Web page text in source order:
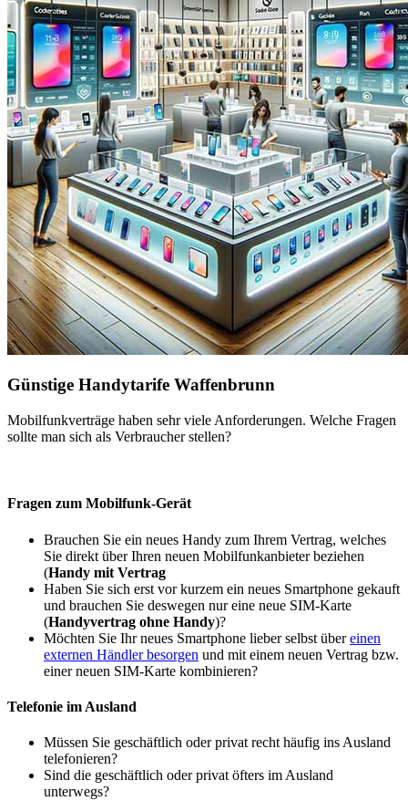
Günstige Handytarife Waffenbrunn
Mobilfunkverträge haben sehr viele Anforderungen. Welche Fragen
sollte man sich als Verbraucher stellen?
Fragen zum Mobilfunk-Gerät
Brauchen Sie ein neues Handy zum Ihrem Vertrag, welches
Sie direkt über Ihren neuen Mobilfunkanbieter beziehen
(Handy mit Vertrag
Haben Sie sich erst vor kurzem ein neues Smartphone gekauft
und brauchen Sie deswegen nur eine neue SIM-Karte
(Handyvertrag ohne Handy)?
Möchten Sie Ihr neues Smartphone lieber selbst übereinen
externen Händler besorgen und mit einem neuen Vertrag bzw.
einer neuen SIM-Karte kombinieren?
Telefonie im Ausland
Müssen Sie geschäftlich oder privat recht häufig ins Ausland
telefonieren?
Sind die geschäftlich oder privat öfters im Ausland
unterwegs?